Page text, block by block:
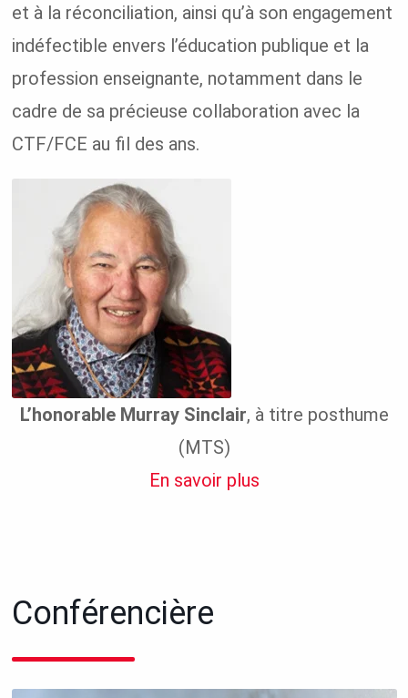
et à la réconciliation, ainsi qu’à son engagement
indéfectible envers l’éducation publique et la
profession enseignante, notamment dans le
cadre de sa précieuse collaboration avec la
CTF/FCE au fil des ans.
L’honorable Murray Sinclair, à titre posthume
(MTS)
En savoir plus
Conférencière